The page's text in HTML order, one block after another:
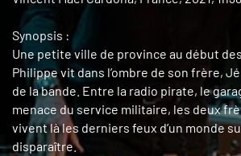
Synopsis :
Une petite ville de province au début
Philippe vit dans l’ombre de son frère,
de la bande. Entre la radio pirate, le
menace du service militaire, les deux
vivent là les derniers feux d’un monde
disparaître.